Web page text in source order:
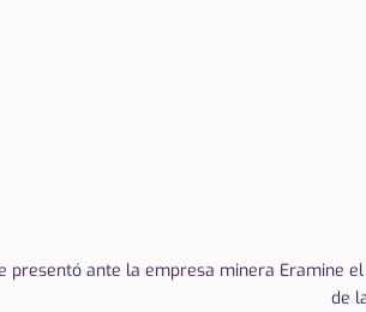
presentó ante la empresa minera Eramine
de